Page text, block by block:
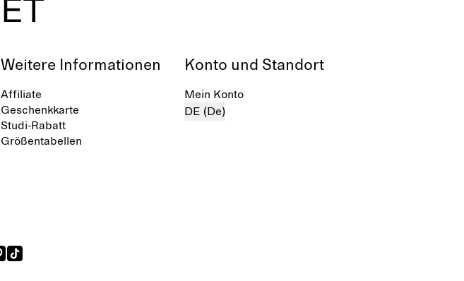
Weitere Informationen
Affiliate
Geschenkkarte
Studi-Rabatt
Größentabellen
Konto und Standort
Mein Konto
DE (De)